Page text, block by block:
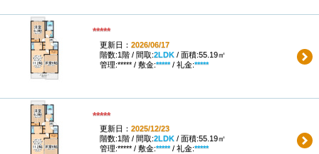
*****
更新日： 2026/06/17
階数:1階 / 間取:2LDK/ 面積:55.19㎡
管理:***** / 敷金:*****/ 礼金:*****
*****
更新日： 2025/12/23
階数:1階 / 間取:2LDK/ 面積:55.19㎡
管理:***** / 敷金:*****/ 礼金:*****